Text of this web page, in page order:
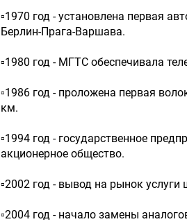
▫️1970 год - установлена первая
Берлин-Прага-Варшава.
▫️1980 год - МГТС обеспечивала
▫️1986 год - проложена первая
км.
▫️1994 год - государственное
акционерное общество.
▫️2002 год - вывод на рынок услуги
▫️2004 год - начало замены